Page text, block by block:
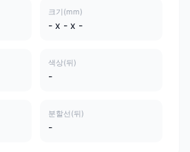
크기(mm)
- x - x -
색상(뒤)
-
분할선(뒤)
-